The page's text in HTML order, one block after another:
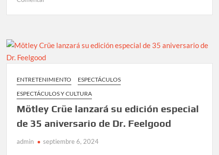
Adiós
grande
funk
y
jazz
brasileño
ENTRETENIMIENTO
ESPECTÁCULOS
ESPECTÁCULOS Y CULTURA
Mötley Crüe lanzará su edición especial
de 35 aniversario de Dr. Feelgood
admin septiembre 6, 2024